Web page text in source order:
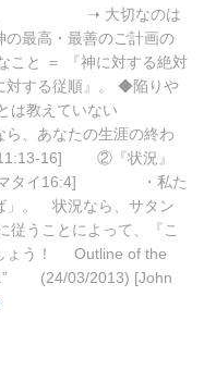
捜す。 ➝ 大切なのは
の最高・最善のご計画の
こと ＝ 『神に対する絶対
対する従順』。 ◆陥りや
教えていない
あなたの生涯の終わ
11:13-16] ②『状況』
！[マタイ16:4] ・私た
」。 状況なら、サタン
うことによって、『こ
ょう！ Outline of the
(24/03/2013) [John